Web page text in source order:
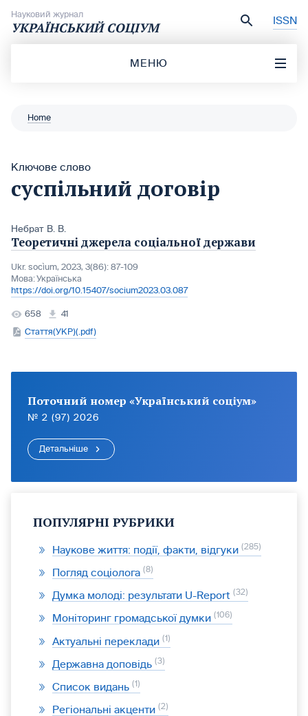
Науковий журнал
УКРАЇНСЬКИЙ СОЦІУМ ISSN
МЕНЮ
Home
Ключове слово
суспільний договір
Небрат В. В.
Теоретичні джерела соціальної держави
Ukr. socìum, 2023, 3(86): 87-109
Мова:Українська
https://doi.org/10.15407/socium2023.03.087
658
41
Стаття(УКР)(.pdf)
Поточний номер «Український соціум»
№ 2 (97) 2026
Детальніше
ПОПУЛЯРНІ РУБРИКИ
Наукове життя: події, факти, відгуки 285
Погляд соціолога 8
Думка молоді: результати U-Report 32
Моніторинг громадської думки 106
Актуальні переклади 1
Державна доповідь 3
Список видань 1
Регіональні акценти 2